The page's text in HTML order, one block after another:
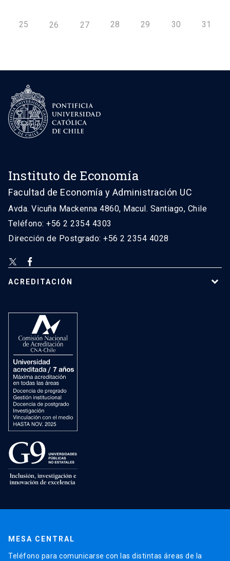
25 26 27 28 29 30 31
Instituto de Economía
Facultad de Economía y Administración UC
Avda. Vicuña Mackenna 4860, Macul. Santiago, Chile
Teléfono: +56 2 2354 4303
Dirección de Postgrado: +56 2 2354 4028
ACREDITACIÓN
MESA CENTRAL
Teléfono para comunicarse con las distintas áreas de la